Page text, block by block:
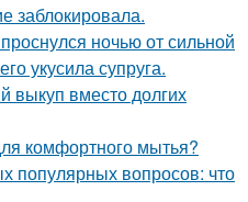
заблокировала.
ночью от сильной
укусила супруга.
выкуп вместо долгих
комфортного мытья?
популярных вопросов: что